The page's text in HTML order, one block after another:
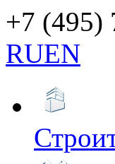
+7 (495)
RUEN